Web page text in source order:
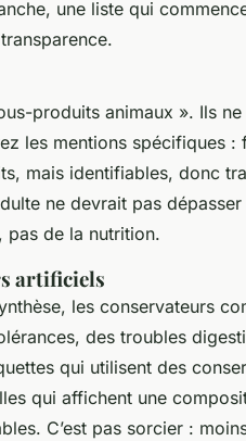
une liste qui
produits animaux ». Ils
les mentions spécifiques
mais identifiables, donc
ne devrait pas dépasser
pas de la nutrition.
artificiels
les conservateurs
des troubles
qui utilisent des
qui affichent une
C’est pas sorcier :